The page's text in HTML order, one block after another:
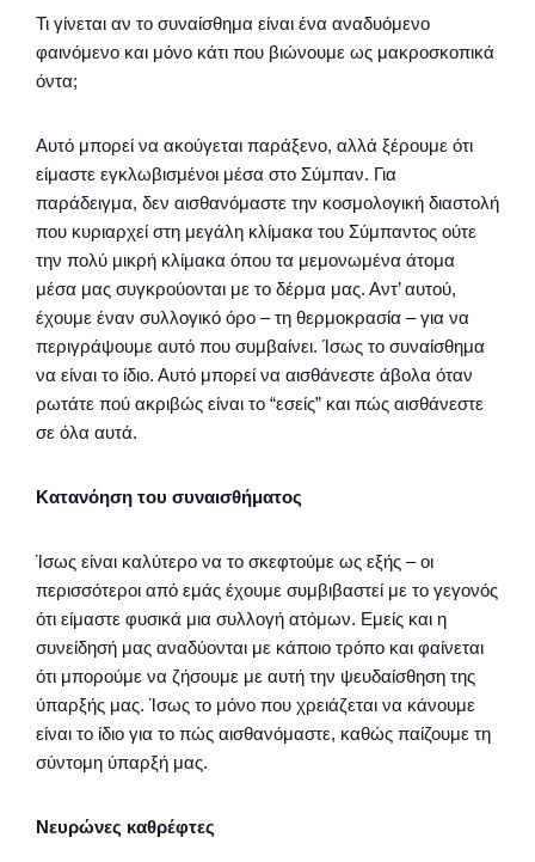
Τι γίνεται αν το συναίσθημα είναι ένα αναδυόμενο
φαινόμενο και μόνο κάτι που βιώνουμε ως μακροσκοπικά
όντα;
Αυτό μπορεί να ακούγεται παράξενο, αλλά ξέρουμε ότι
είμαστε εγκλωβισμένοι μέσα στο Σύμπαν. Για
παράδειγμα, δεν αισθανόμαστε την κοσμολογική διαστολή
που κυριαρχεί στη μεγάλη κλίμακα του Σύμπαντος ούτε
την πολύ μικρή κλίμακα όπου τα μεμονωμένα άτομα
μέσα μας συγκρούονται με το δέρμα μας. Αντ’ αυτού,
έχουμε έναν συλλογικό όρο – τη θερμοκρασία – για να
περιγράψουμε αυτό που συμβαίνει. Ίσως το συναίσθημα
να είναι το ίδιο. Αυτό μπορεί να αισθάνεστε άβολα όταν
ρωτάτε πού ακριβώς είναι το “εσείς” και πώς αισθάνεστε
σε όλα αυτά.
Κατανόηση του συναισθήματος
Ίσως είναι καλύτερο να το σκεφτούμε ως εξής – οι
περισσότεροι από εμάς έχουμε συμβιβαστεί με το γεγονός
ότι είμαστε φυσικά μια συλλογή ατόμων. Εμείς και η
συνείδησή μας αναδύονται με κάποιο τρόπο και φαίνεται
ότι μπορούμε να ζήσουμε με αυτή την ψευδαίσθηση της
ύπαρξής μας. Ίσως το μόνο που χρειάζεται να κάνουμε
είναι το ίδιο για το πώς αισθανόμαστε, καθώς παίζουμε τη
σύντομη ύπαρξή μας.
Νευρώνες καθρέφτες